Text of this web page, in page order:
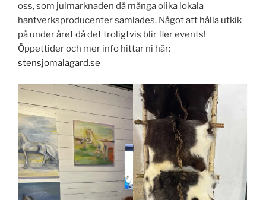
oss, som julmarknaden då många olika lokala
hantverksproducenter samlades. Något att hålla utkik
på under året då det troligtvis blir fler events!
Öppettider och mer info hittar ni här:
stensjomalagard.se